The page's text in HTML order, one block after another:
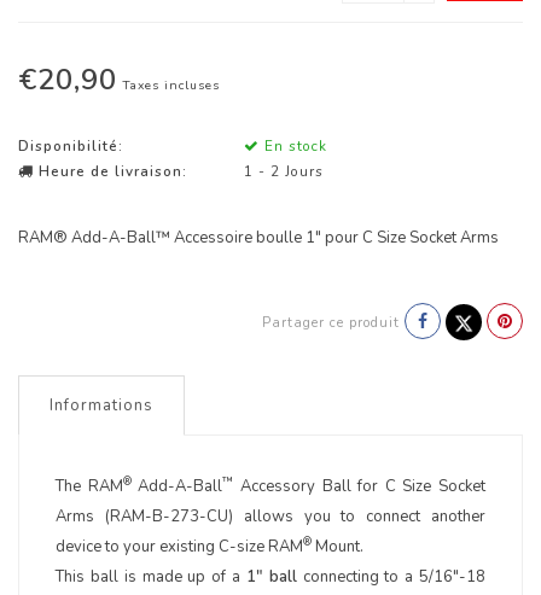
€20,90 Taxes incluses
Disponibilité:
En stock
Heure de livraison:
1 - 2 Jours
RAM® Add-A-Ball™ Accessoire boulle 1" pour C Size Socket Arms
Partager ce produit
Informations
The RAM®Add-A-Ball™ Accessory Ball for C Size Socket
Arms (RAM-B-273-CU) allows you to connect another
device to your existing C-size RAM® Mount.
This ball is made up of a 1" ballconnecting to a 5/16"-18